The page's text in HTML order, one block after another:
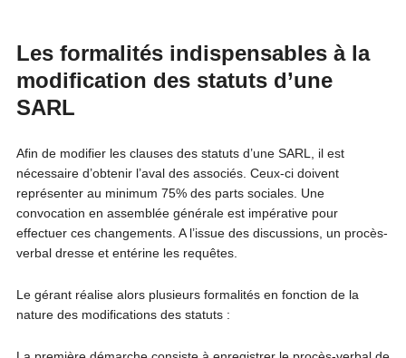
Les formalités indispensables à la
modification des statuts d’une
SARL
Afin de modifier les clauses des statuts d’une SARL, il est
nécessaire d’obtenir l’aval des associés. Ceux-ci doivent
représenter au minimum 75% des parts sociales. Une
convocation en assemblée générale est impérative pour
effectuer ces changements. A l’issue des discussions, un procès-
verbal dresse et entérine les requêtes.
Le gérant réalise alors plusieurs formalités en fonction de la
nature des modifications des statuts :